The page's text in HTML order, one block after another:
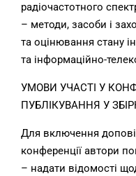
радіочастотного
– методи, засоби і
та оцінювання стану
та інформаційно-
УМОВИ УЧАСТІ У
ПУБЛІКУВАННЯ У
Для включення
конференції автори
– надати відомості